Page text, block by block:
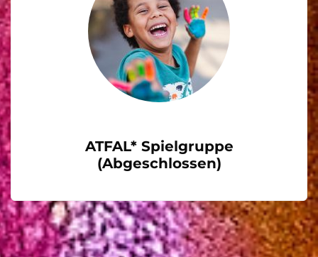
ATFAL* Spielgruppe
(Abgeschlossen)